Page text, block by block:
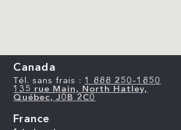
Canada
Tél. sans frais : 1 888 250-1850
135 rue Main, North Hatley,
Québec, J0B 2C0
France